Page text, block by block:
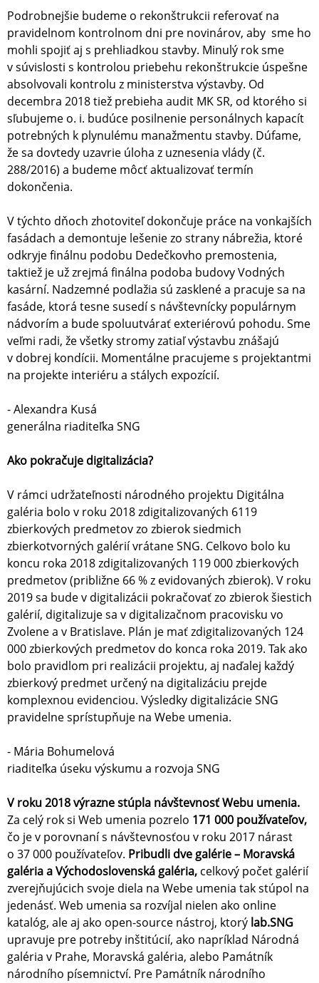
Podrobnejšie budeme o rekonštrukcii referovať na
pravidelnom kontrolnom dni pre novinárov, aby sme ho
mohli spojiť aj s prehliadkou stavby. Minulý rok sme
v súvislosti s kontrolou priebehu rekonštrukcie úspešne
absolvovali kontrolu z ministerstva výstavby. Od
decembra 2018 tiež prebieha audit MK SR, od ktorého si
sľubujeme o. i. budúce posilnenie personálnych kapacít
potrebných k plynulému manažmentu stavby. Dúfame,
že sa dovtedy uzavrie úloha z uznesenia vlády (č.
288/2016) a budeme môcť aktualizovať termín
dokončenia.
V týchto dňoch zhotoviteľ dokončuje práce na vonkajších
fasádach a demontuje lešenie zo strany nábrežia, ktoré
odkryje finálnu podobu Dedečkovho premostenia,
taktiež je už zrejmá finálna podoba budovy Vodných
kasární. Nadzemné podlažia sú zasklené a pracuje sa na
fasáde, ktorá tesne susedí s návštevnícky populárnym
nádvorím a bude spoluutvárať exteriérovú pohodu. Sme
veľmi radi, že všetky stromy zatiaľ výstavbu znášajú
v dobrej kondícii. Momentálne pracujeme s projektantmi
na projekte interiéru a stálych expozícií.
- Alexandra Kusá
generálna riaditeľka SNG
Ako pokračuje digitalizácia?
V rámci udržateľnosti národného projektu Digitálna
galéria bolo v roku 2018 zdigitalizovaných 6119
zbierkových predmetov zo zbierok siedmich
zbierkotvorných galérií vrátane SNG. Celkovo bolo ku
koncu roka 2018 zdigitalizovaných 119 000 zbierkových
predmetov (približne 66 % z evidovaných zbierok). V roku
2019 sa bude v digitalizácii pokračovať zo zbierok šiestich
galérií, digitalizuje sa v digitalizačnom pracovisku vo
Zvolene a v Bratislave. Plán je mať zdigitalizovaných 124
000 zbierkových predmetov do konca roka 2019. Tak ako
bolo pravidlom pri realizácii projektu, aj naďalej každý
zbierkový predmet určený na digitalizáciu prejde
komplexnou evidenciou. Výsledky digitalizácie SNG
pravidelne sprístupňuje na Webe umenia.
- Mária Bohumelová
riaditeľka úseku výskumu a rozvoja SNG
V roku 2018 výrazne stúpla návštevnosť Webu umenia.
Za celý rok si Web umenia pozrelo 171 000 používateľov,
čo je v porovnaní s návštevnosťou v roku 2017 nárast
o 37 000 používateľov. Pribudli dve galérie – Moravská
galéria a Východoslovenská galéria, celkový počet galérií
zverejňujúcich svoje diela na Webe umenia tak stúpol na
jedenásť. Web umenia sa rozvíjal nielen ako online
katalóg, ale aj ako open-source nástroj, ktorý lab.SNG
upravuje pre potreby inštitúcií, ako napríklad Národná
galéria v Prahe, Moravská galéria, alebo Památník
národního písemnictví. Pre Památník národního